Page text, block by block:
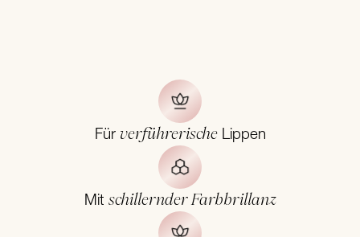
Für verführerischeLippen
Mit schillernder Farbbrillanz